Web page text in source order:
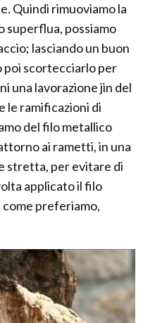
Quindi rimuoviamo la
superflua, possiamo
lasciando un buon
scortecciarlo per
una lavorazione jin del
le ramificazioni di
del filo metallico
ai rametti, in una
stretta, per evitare di
applicato il filo
come preferiamo,